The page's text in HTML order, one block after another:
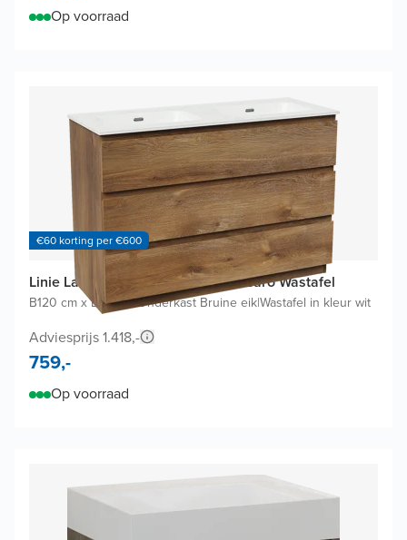
Op voorraad
€60 korting per €600
Linie Lado badkamermeubel met Baro Wastafel
B120 cm x D46 cm|Onderkast Bruine eik|Wastafel in kleur wit
Adviesprijs 1.418,-
759,-
Op voorraad